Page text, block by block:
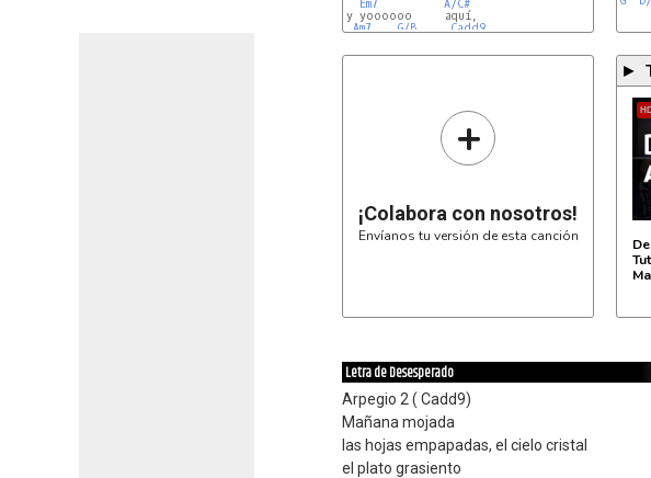
Em7
A/C#
y yoooooo     aquí,
Am7
G/B
Cadd9
+
¡Colabora con nosotros!
Envíanos tu versión de esta canción
►
Letra de Desesperado
Arpegio 2 ( Cadd9)
Mañana mojada
las hojas empapadas, el cielo cristal
el plato grasiento